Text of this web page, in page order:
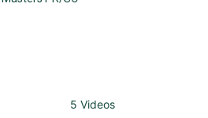
5 Videos